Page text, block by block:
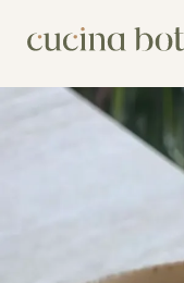
Shop
Chi siamo